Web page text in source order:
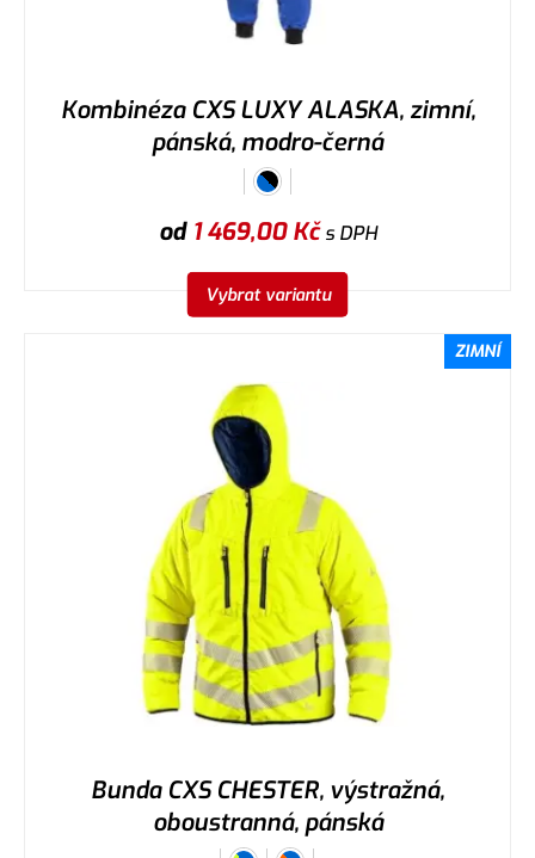
Kombinéza CXS LUXY ALASKA, zimní,
pánská, modro-černá
od 1 469,00Kčs DPH
Vybrat variantu
ZIMNÍ
Bunda CXS CHESTER, výstražná,
oboustranná, pánská